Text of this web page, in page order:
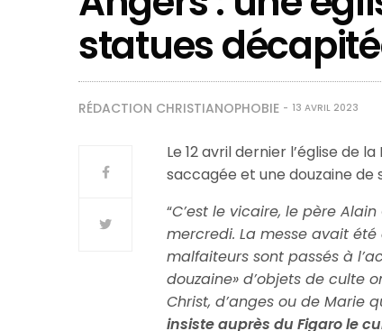
statues
RÉDACTION CHRISTIANOPHOBIE 13 AVRIL 2023
Le 12 avril dernier l’église de
saccagée et une douzaine
“C’est le vicaire, le père
mercredi. La messe avait
malfaiteurs sont passés à
douzaine» d’objets de culte
Christ, d’anges ou de Marie
insiste auprès du Figaro le